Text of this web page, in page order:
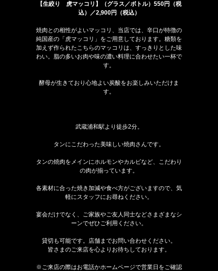
【生絞り 虎マッコリ】（グラス／ボトル）550円（税
込）／2,900円（税込）
焼肉との相性がよいマッコリ、当店では、辛口が特徴の
純国産の「虎マッコリ」をご用意しております。糖類を
加えず作られたこちらのマッコリは、すっきりとした味
わい。脂の多いお肉や味の濃い料理に合わせたい一杯で
す。
酵母が生きており心地よい炭酸をお楽しみいただけま
す。
武蔵浦和駅より徒歩2分。
タンにこだわった美味しい焼肉さんです。
タンの焼肉をメインにホルモンやカルビなど、こだわり
の肉が揃っています。
各素材に合った焼き加減や食べ方がございますので、気
軽にスタッフにお尋ねください。
宴会だけでなく、ご家族やご友人同士などさまざまなシ
ーンでぜひご利用ください。
貸切も可能です。店舗までお問い合わせください。
皆さまのご来店を心よりお待ちしております。
※ご来店の際はお電話かホームページで営業日をご確認